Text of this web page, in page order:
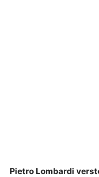
Pietro Lombardi